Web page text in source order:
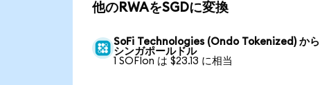
他のRWAをSGDに変換
SoFi Technologies (Ondo Tokenized) から
シンガポールドル
1 SOFIon は $23.13 に相当